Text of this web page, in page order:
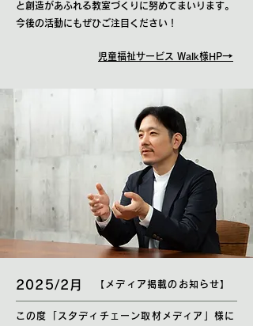
と創造があふれる教室づくりに努めてまいります。
今後の活動にもぜひご注目ください！
児童福祉サービス Walk様HP→
2025/2月 【メディア掲載のお知らせ】
この度「スタディチェーン取材メディア」様に